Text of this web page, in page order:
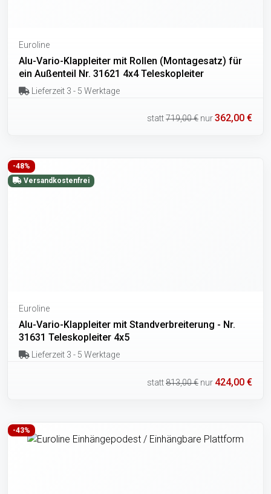
Euroline
Alu-Vario-Klappleiter mit Rollen (Montagesatz) für
ein Außenteil Nr. 31621 4x4 Teleskopleiter
Lieferzeit 3 - 5 Werktage
statt719,00 € nur362,00 €
-48%
Versandkostenfrei
Euroline
Alu-Vario-Klappleiter mit Standverbreiterung - Nr.
31631 Teleskopleiter 4x5
Lieferzeit 3 - 5 Werktage
statt813,00 € nur 424,00 €
-43%